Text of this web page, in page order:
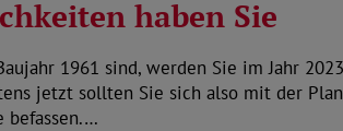
haben Sie
1961 sind, werden Sie im Jahr
jetzt sollten Sie sich also mit der
befassen.…